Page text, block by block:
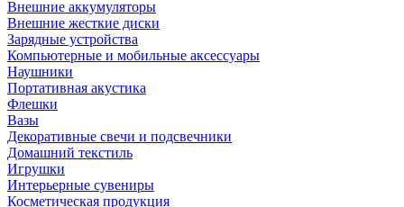
Внешние аккумуляторы
Внешние жесткие диски
Зарядные устройства
Компьютерные и мобильные аксессуары
Наушники
Портативная акустика
Флешки
Вазы
Декоративные свечи и подсвечники
Домашний текстиль
Игрушки
Интерьерные сувениры
Косметическая продукция